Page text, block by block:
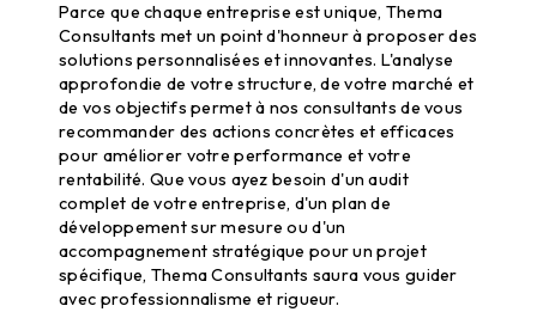
Parce que chaque entreprise est unique, Thema
Consultants met un point d'honneur à proposer des
solutions personnalisées et innovantes. L'analyse
approfondie de votre structure, de votre marché et
de vos objectifs permet à nos consultants de vous
recommander des actions concrètes et efficaces
pour améliorer votre performance et votre
rentabilité. Que vous ayez besoin d'un audit
complet de votre entreprise, d'un plan de
développement sur mesure ou d'un
accompagnement stratégique pour un projet
spécifique, Thema Consultants saura vous guider
avec professionnalisme et rigueur.